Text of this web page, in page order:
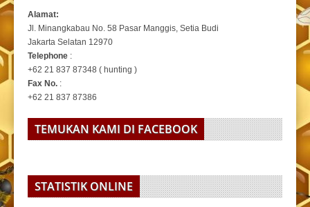
Alamat:
Jl. Minangkabau No. 58 Pasar Manggis, Setia Budi
Jakarta Selatan 12970
Telephone :
+62 21 837 87348 ( hunting )
Fax No. :
+62 21 837 87386
TEMUKAN KAMI DI FACEBOOK
STATISTIK ONLINE